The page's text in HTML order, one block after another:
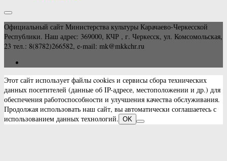
Официальный сайт Министерства культуры Карачаево-Черкесской
Республики. Наш адрес: 369000, КЧР , г. Черкесск, ул. Комсомольская,
23 тел.: 8(8782)266582, e-mail: mk@mkkchr.ru
Этот сайт использует файлы cookies и сервисы сбора технических
данных посетителей (данные об IP-адресе, местоположении и др.) для
обеспечения работоспособности и улучшения качества обслуживания.
Продолжая использовать наш сайт, вы автоматически соглашаетесь с
использованием данных технологий. OK